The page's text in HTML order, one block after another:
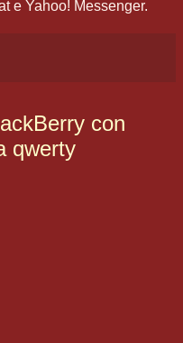
e Yahoo! Messenger.
con
qwerty